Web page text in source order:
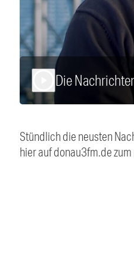
Die
Stündlich die neusten
hier auf donau3fm.de zum